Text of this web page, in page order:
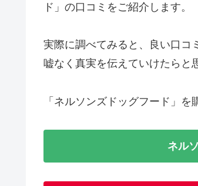
ド」の口コミをご紹介します。
実際に調べてみると、良い口コ
嘘なく真実を伝えていけたらと
「ネルソンズドッグフード」
ネル